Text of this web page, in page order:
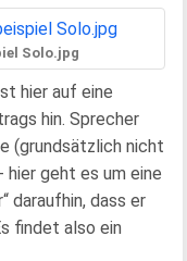
Solo.jpg
hier auf eine
hin. Sprecher
(grundsätzlich nicht
hier geht es um eine
daraufhin, dass er
findet also ein